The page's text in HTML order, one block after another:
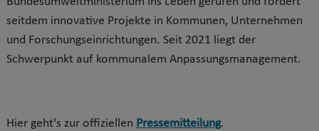
seitdem innovative Projekte in Kommunen, Unternehmen
und Forschungseinrichtungen. Seit 2021 liegt der
Schwerpunkt auf kommunalem Anpassungsmanagement.
Hier geht's zur offiziellen Pressemitteilung.